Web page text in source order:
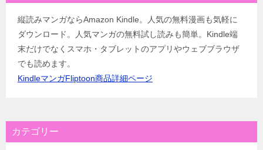
縦読みマンガならAmazon Kindle。人気の無料漫画も気軽に
ダウンロード。人気マンガの無料試し読みも簡単。Kindle端
末だけでなくスマホ・タブレットのアプリやウェブブラウザ
でも読めます。
KindleマンガFliptoon商品詳細ページ
カテゴリー